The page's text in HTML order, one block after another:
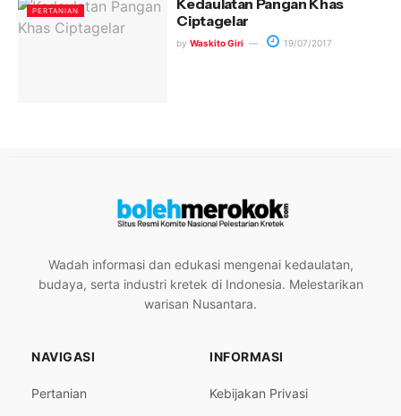
PERTANIAN
Kedaulatan Pangan Khas
Ciptagelar
by Waskito Giri 19/07/2017
Wadah informasi dan edukasi mengenai kedaulatan,
budaya, serta industri kretek di Indonesia. Melestarikan
warisan Nusantara.
NAVIGASI
Pertanian
INFORMASI
Kebijakan Privasi